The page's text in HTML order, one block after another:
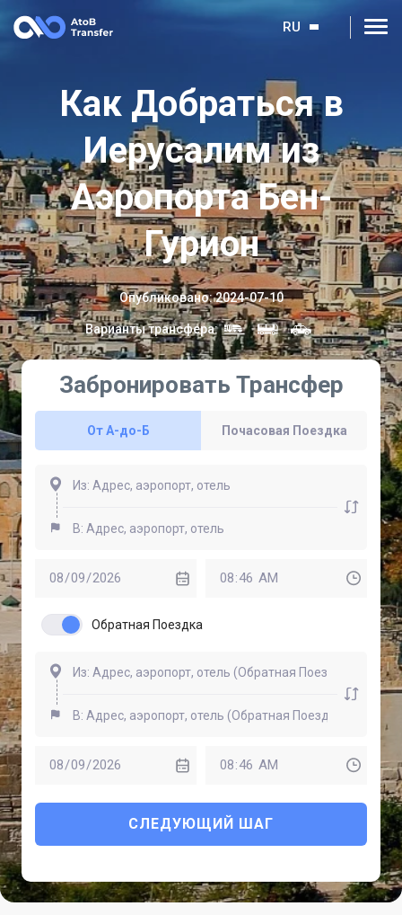
RU
Как Добраться в
Иерусалим из
Аэропорта Бен-
Гурион
Опубликовано:2024-07-10
Варианты трансфера:
Забронировать Трансфер
От A-до-Б Почасовая Поездка
Обратная Поездка
СЛЕДУЮЩИЙ ШАГ